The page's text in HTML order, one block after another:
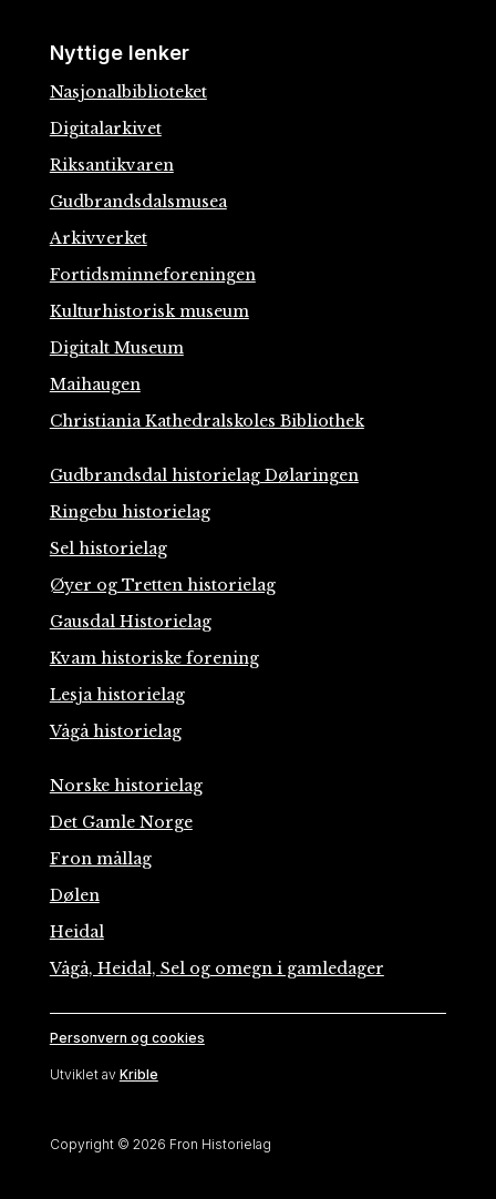
Nyttige lenker
Nasjonalbiblioteket
Digitalarkivet
Riksantikvaren
Gudbrandsdalsmusea
Arkivverket
Fortidsminneforeningen
Kulturhistorisk museum
Digitalt Museum
Maihaugen
Christiania Kathedralskoles Bibliothek
Gudbrandsdal historielag Dølaringen
Ringebu historielag
Sel historielag
Øyer og Tretten historielag
Gausdal Historielag
Kvam historiske forening
Lesja historielag
Vågå historielag
Norske historielag
Det Gamle Norge
Fron mållag
Dølen
Heidal
Vågå, Heidal, Sel og omegn i gamledager
Personvern og cookies
Utviklet av Krible
Copyright © 2026 Fron Historielag